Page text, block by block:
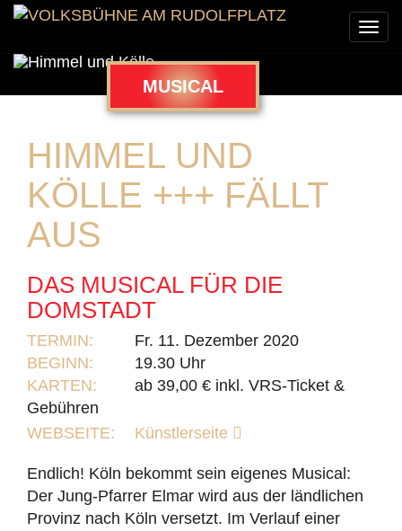
MUSICAL
HIMMEL UND
KÖLLE +++ FÄLLT
AUS
DAS MUSICAL FÜR DIE
DOMSTADT
TERMIN:
Fr. 11. Dezember 2020
BEGINN:
19.30 Uhr
KARTEN:
ab 39,00 € inkl. VRS-Ticket &
Gebühren
WEBSEITE:
Künstlerseite
Endlich! Köln bekommt sein eigenes Musical:
Der Jung-Pfarrer Elmar wird aus der ländlichen
Provinz nach Köln versetzt. Im Verlauf einer